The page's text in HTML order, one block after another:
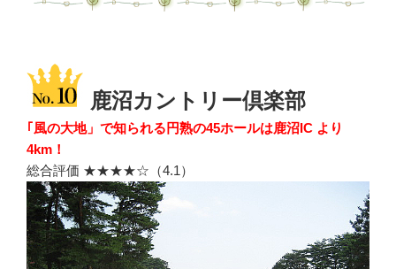
鹿沼カントリー倶楽部
｢風の大地」で知られる円熟の45ホールは鹿沼IC より
4km！
総合評価 ★★★★☆（4.1）